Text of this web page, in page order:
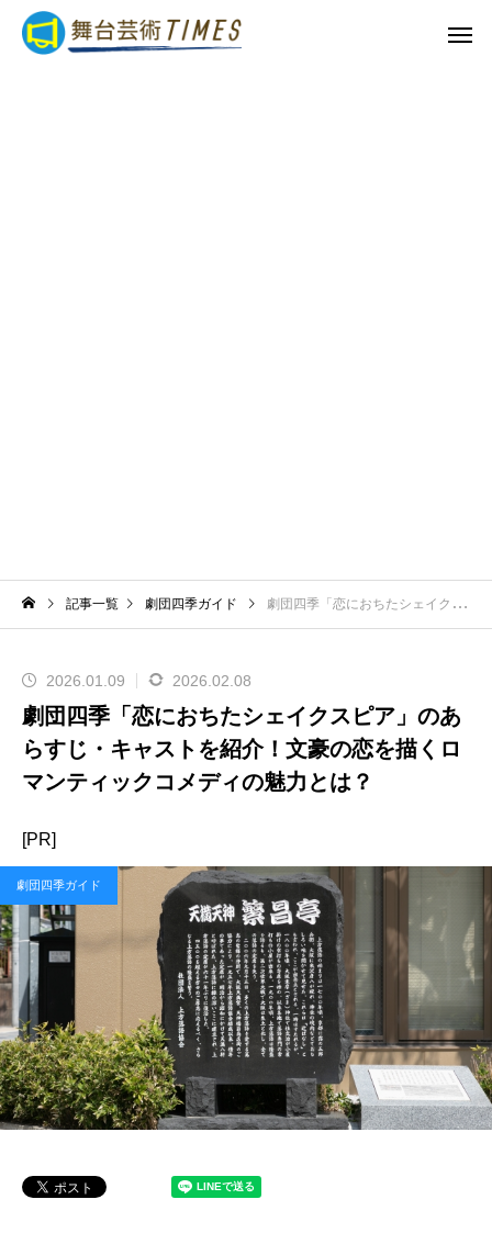
記事一覧 劇団四季ガイド 劇団四季「恋におちたシェイクスピア」のあらすじ・キャストを紹介！文豪の恋を描くロマンティックコメディの魅力とは？
2026.01.09 2026.02.08
劇団四季「恋におちたシェイクスピア」のあ
らすじ・キャストを紹介！文豪の恋を描くロ
マンティックコメディの魅力とは？
[PR]
劇団四季ガイド